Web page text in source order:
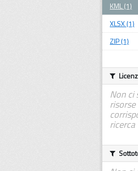
KML (1)
XLSX (1)
ZIP (1)
Non ci
risorse
ricerca